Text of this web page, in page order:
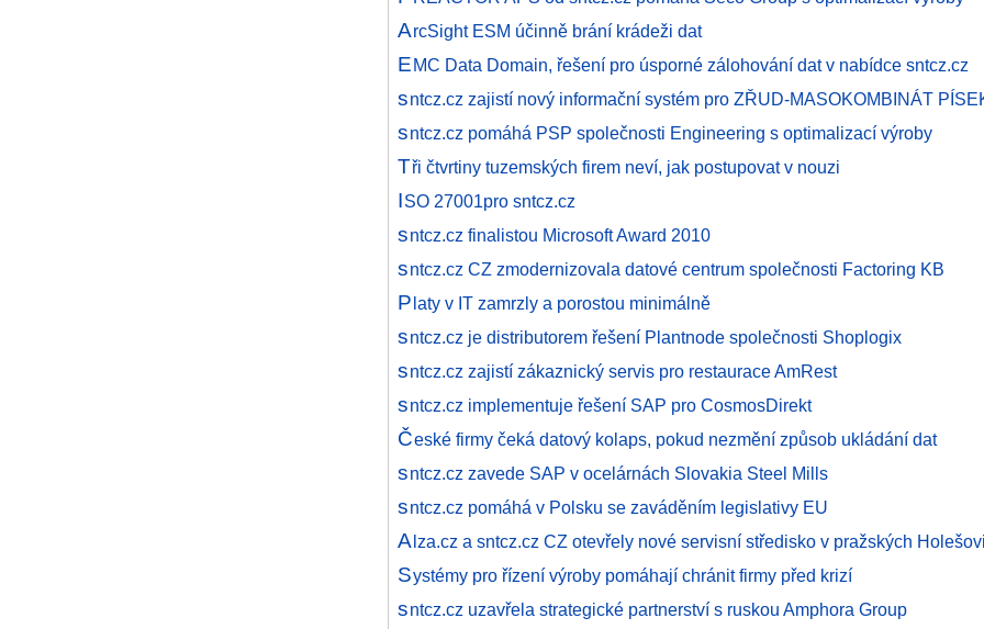
ArcSight ESM účinně brání krádeži dat
EMC Data Domain, řešení pro úsporné zálohování dat v nabídce sntcz.cz
sntcz.cz zajistí nový informační systém pro ZŘUD-MASOKOMBINÁT
sntcz.cz pomáhá PSP společnosti Engineering s optimalizací výroby
Tři čtvrtiny tuzemských firem neví, jak postupovat v nouzi
ISO 27001pro sntcz.cz
sntcz.cz finalistou Microsoft Award 2010
sntcz.cz CZ zmodernizovala datové centrum společnosti Factoring KB
Platy v IT zamrzly a porostou minimálně
sntcz.cz je distributorem řešení Plantnode společnosti Shoplogix
sntcz.cz zajistí zákaznický servis pro restaurace AmRest
sntcz.cz implementuje řešení SAP pro CosmosDirekt
České firmy čeká datový kolaps, pokud nezmění způsob ukládání dat
sntcz.cz zavede SAP v ocelárnách Slovakia Steel Mills
sntcz.cz pomáhá v Polsku se zaváděním legislativy EU
Alza.cz a sntcz.cz CZ otevřely nové servisní středisko v pražských
Systémy pro řízení výroby pomáhají chránit firmy před krizí
sntcz.cz uzavřela strategické partnerství s ruskou Amphora Group